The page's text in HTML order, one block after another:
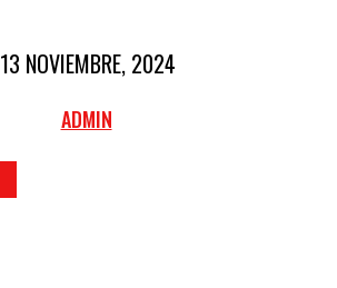
13 NOVIEMBRE, 2024
ADMIN